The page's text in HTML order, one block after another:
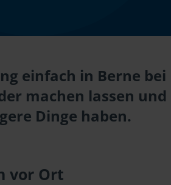
einfach in Berne bei
machen lassen und
Dinge haben.
vor Ort